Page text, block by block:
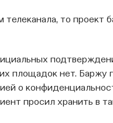
телеканала, то
площадок нет.
о
просил хранить в